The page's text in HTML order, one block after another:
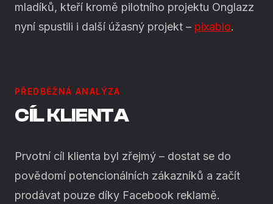
mladíků, kteří kromě pilotního projektu Onglazz
nyní spustili i další úžasný projekt – pixablo.
PŘEDBĚŽNÁ ANALÝZA
CÍL KLIENTA
Prvotní cíl klienta byl zřejmý – dostat se do
povědomí potencionálních zákazníků a začít
prodávat pouze díky Facebook reklamě.